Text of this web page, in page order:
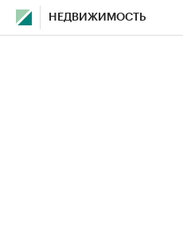
НЕДВИЖИМОСТЬ